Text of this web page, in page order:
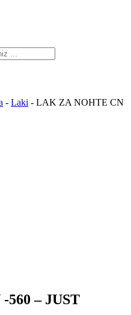
- Laki - LAK ZA NOHTE CN
– JUST